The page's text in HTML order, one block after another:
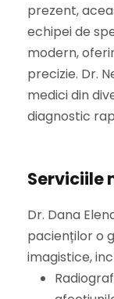
prezent,
echipei de
modern,
precizie. Dr.
medici din
diagnostic
Serviciile
Dr. Dana
pacienților o
imagistice,